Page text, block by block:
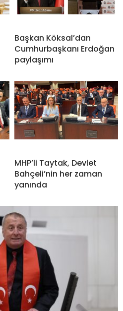
Başkan Köksal’dan
Cumhurbaşkanı Erdoğan
paylaşımı
MHP’li Taytak, Devlet
Bahçeli’nin her zaman
yanında